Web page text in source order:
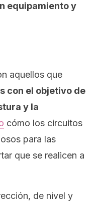
equipamiento y
aquellos que
con el objetivo de
y la
cómo los circuitos
para las
que se realicen a
de nivel y